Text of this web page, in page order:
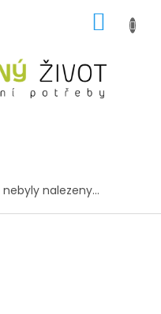
KOŠÍK
nebyly nalezeny...